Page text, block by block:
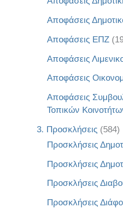
Αποφάσεις
Αποφάσεις ΕΠΖ
Αποφάσεις
Αποφάσεις
Αποφάσεις
Τοπικών
3. Προσκλήσεις (584)
Προσκλήσεις
Προσκλήσεις
Προσκλήσεις
Προσκλήσεις